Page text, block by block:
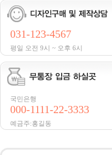
031-123-4567
평일 오전 9시 ~ 오후 6시
국민은행
000-1111-22-3333
예금주:홍길동